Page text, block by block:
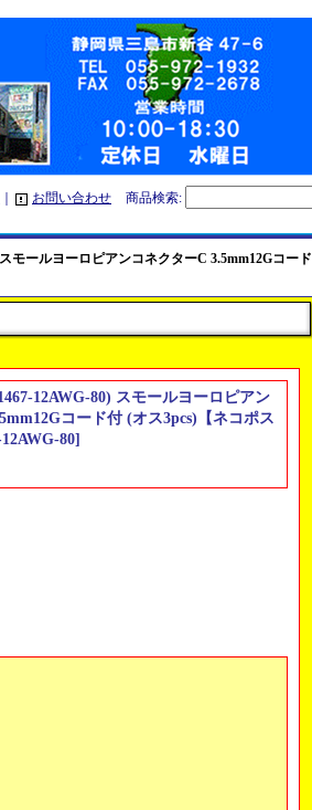
お問い合わせ 商品検索:
モールヨーロピアンコネクターC 3.5mm12Gコード
12AWG-80) スモールヨーロピアン
コード付 (オス3pcs)【ネコポス
12AWG-80]